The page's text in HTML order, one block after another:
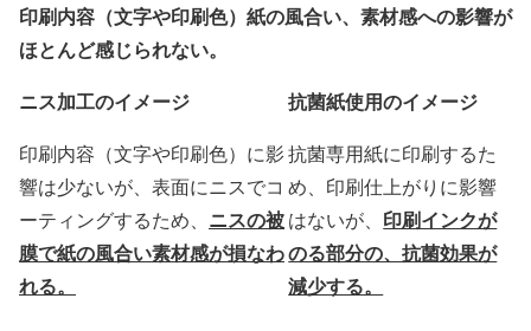
印刷内容（文字や印刷色）紙の風合い、素材感への影響が
ほとんど感じられない。
ニス加工のイメージ
印刷内容（文字や印刷色）に影
響は少ないが、表面にニスでコ
ーティングするため、 ニスの被
膜で紙の風合い素材感が損なわ
れる。
抗菌紙使用のイメージ
抗菌専用紙に印刷するた
め、印刷仕上がりに影響
はないが、 印刷インクが
のる部分の、抗菌効果が
減少する。